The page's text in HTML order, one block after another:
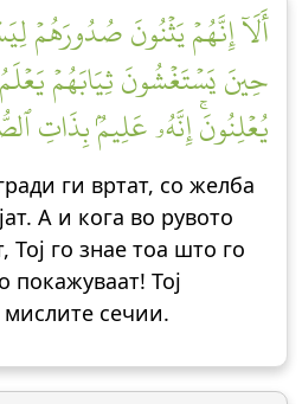
أَلَآ إِنَّهُمۡ يَثۡنُونَ صُدُورَهُمۡ
حِينَ يَسۡتَغۡشُونَ ثِيَابَهُمۡ
يُعۡلِنُونَۚ إِنَّهُۥ عَلِيمُۢ بِذَاتِ
ги вртат, со желба
А и кога во рувото
Тој го знае тоа што го
покажуваат! Тој
сечии.